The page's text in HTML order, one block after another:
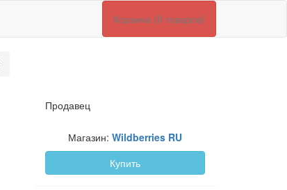
Корзина (0 товаров)
Продавец
Магазин: Wildberries RU
Купить